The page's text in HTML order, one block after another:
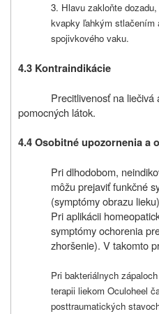
3. Hlavu zakloňte
kvapky ľahkým stlačením
spojivkového vaku.
4.3 Kontraindikácie
Precitlivenosť na
pomocných látok.
4.4 Osobitné upozornenia a
Pri dlhodobom,
môžu prejaviť funkčné
(symptómy obrazu
Pri aplikácii
symptómy ochorenia
zhoršenie). V takomto
Pri bakteriálnych
terapii liekom Oculoheel
posttraumatických